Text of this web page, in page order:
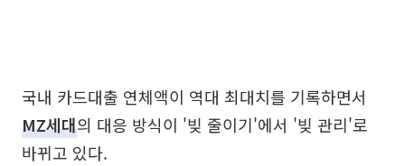
국내 카드대출 연체액이 역대 최대치를 기록하면서
MZ세대의 대응 방식이 '빚 줄이기'에서 '빚 관리'로
바뀌고 있다.